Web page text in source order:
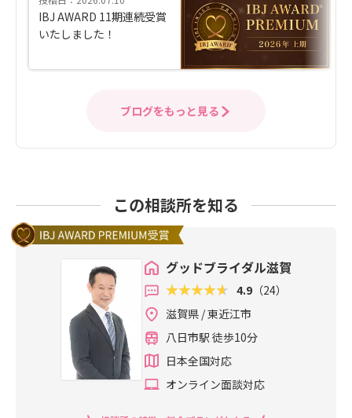
IBJ AWARD 11期連続受賞
いたしました！
ブログをもっと見る
この相談所を知る
グッドブライダル滋賀
4.9 （24）
滋賀県 / 東近江市
八日市駅 徒歩10分
日本全国対応
オンライン面談対応